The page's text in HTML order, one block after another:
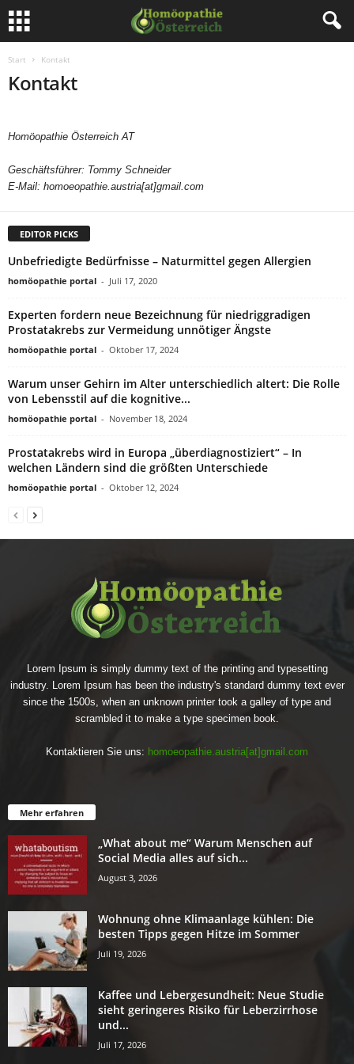
Start Kontakt
Kontakt
Homöopathie Österreich AT
Geschäftsführer: Tommy Schneider
E-Mail: homoeopathie.austria[at]gmail.com
EDITOR PICKS
Unbefriedigte Bedürfnisse – Naturmittel gegen Allergien
homöopathie portal - Juli 17, 2020
Experten fordern neue Bezeichnung für niedriggradigen
Prostatakrebs zur Vermeidung unnötiger Ängste
homöopathie portal - Oktober 17, 2024
Warum unser Gehirn im Alter unterschiedlich altert: Die Rolle
von Lebensstil auf die kognitive...
homöopathie portal - November 18, 2024
Prostatakrebs wird in Europa „überdiagnostiziert“ – In
welchen Ländern sind die größten Unterschiede
homöopathie portal - Oktober 12, 2024
Lorem Ipsum is simply dummy text of the printing and typesetting
industry. Lorem Ipsum has been the industry's standard dummy text ever
since the 1500s, when an unknown printer took a galley of type and
scrambled it to make a type specimen book.
Kontaktieren Sie uns: homoeopathie.austria[at]gmail.com
Mehr erfahren
„What about me“ Warum Menschen auf
Social Media alles auf sich...
August 3, 2026
Wohnung ohne Klimaanlage kühlen: Die
besten Tipps gegen Hitze im Sommer
Juli 19, 2026
Kaffee und Lebergesundheit: Neue Studie
sieht geringeres Risiko für Leberzirrhose
und...
Juli 17, 2026